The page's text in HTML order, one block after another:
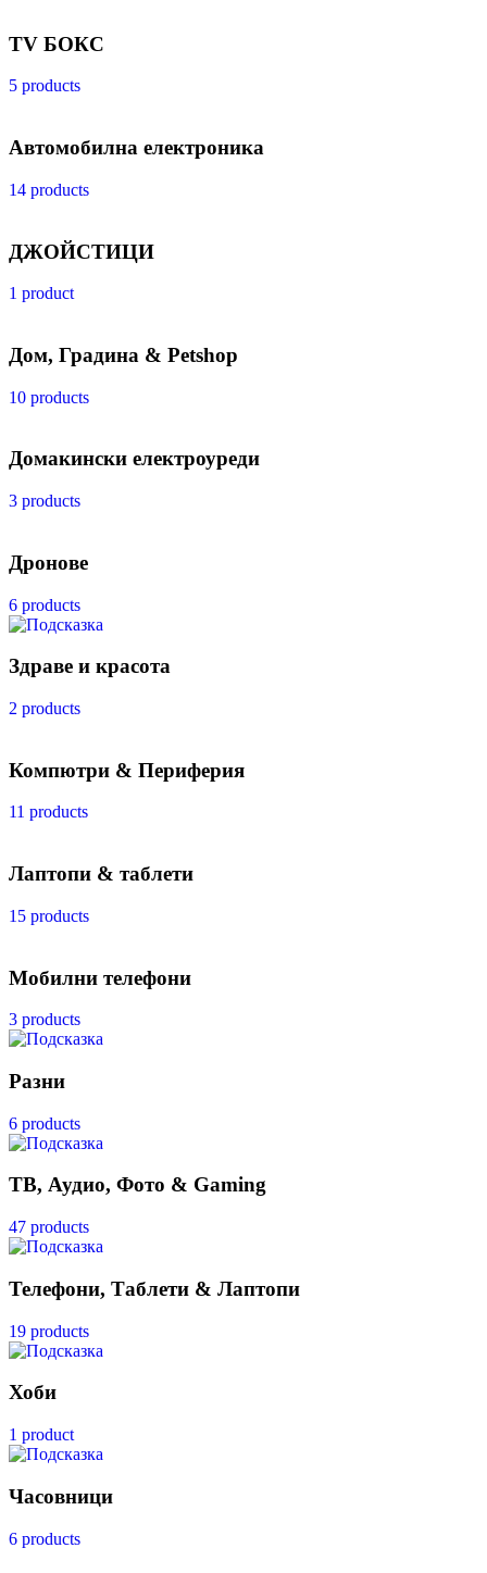
TV БОКС
5 products
Автомобилна електроника
14 products
ДЖОЙСТИЦИ
1 product
Дом, Градина & Petshop
10 products
Домакински електроуреди
3 products
Дронове
6 products
Здраве и красота
2 products
Компютри & Периферия
11 products
Лаптопи & таблети
15 products
Мобилни телефони
3 products
Разни
6 products
ТВ, Аудио, Фото & Gaming
47 products
Телефони, Таблети & Лаптопи
19 products
Хоби
1 product
Часовници
6 products